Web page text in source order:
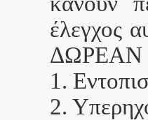
έλεγχος
ΔΩΡΕΑΝ
1.
2.